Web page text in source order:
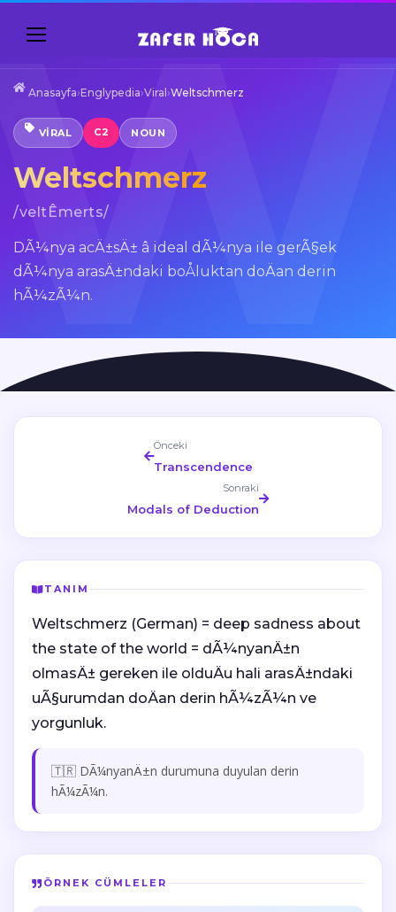
Anasayfa›Englypedia›Viral ›Weltschmerz
VIRAL C2 NOUN
Weltschmerz
/veltÊmerts/
DÃ¼nya acÄ±sÄ± â ideal dÃ¼nya ile gerÃ§ek
dÃ¼nya arasÄ±ndaki boÅluktan doÄan derin
hÃ¼zÃ¼n.
Önceki
Transcendence
Sonraki
Modals of Deduction
TANIM
Weltschmerz (German) = deep sadness about
the state of the world = dÃ¼nyanÄ±n
olmasÄ± gereken ile olduÄu hali arasÄ±ndaki
uÃ§urumdan doÄan derin hÃ¼zÃ¼n ve
yorgunluk.
🇹🇷 DÃ¼nyanÄ±n durumuna duyulan derin
hÃ¼zÃ¼n.
ÖRNEK CÜMLELER